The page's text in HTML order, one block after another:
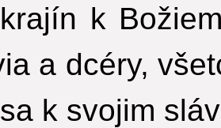
k
a dcéry,
k svojim